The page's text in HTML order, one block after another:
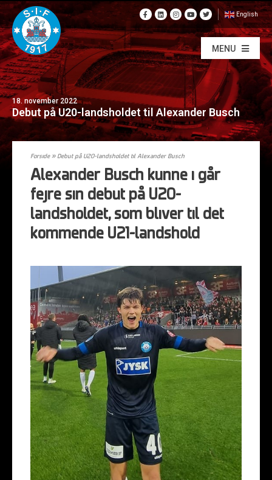
English
MENU
18. november 2022
Debut på U20-landsholdet til Alexander Busch
Forside»Debut på U20-landsholdet til Alexander Busch
Alexander Busch kunne i går
fejre sin debut på U20-
landsholdet, som bliver til det
kommende U21-landshold